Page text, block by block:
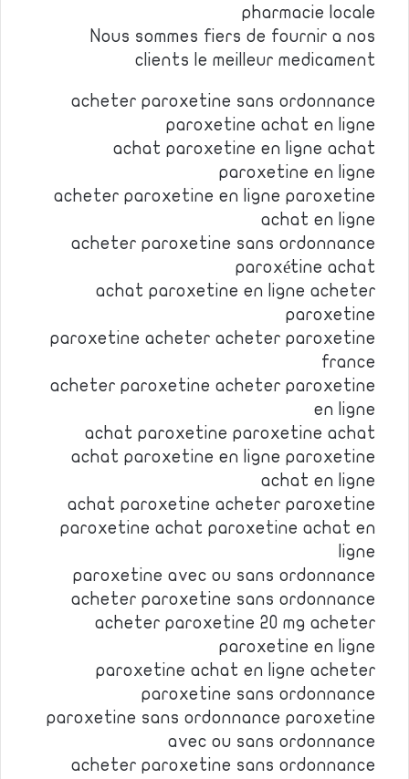
pharmacie locale
Nous sommes fiers de fournir a nos
clients le meilleur medicament
acheter paroxetine sans ordonnance
paroxetine achat en ligne
achat paroxetine en ligne achat
paroxetine en ligne
acheter paroxetine en ligne paroxetine
achat en ligne
acheter paroxetine sans ordonnance
paroxétine achat
achat paroxetine en ligne acheter
paroxetine
paroxetine acheter acheter paroxetine
france
acheter paroxetine acheter paroxetine
en ligne
achat paroxetine paroxetine achat
achat paroxetine en ligne paroxetine
achat en ligne
achat paroxetine acheter paroxetine
paroxetine achat paroxetine achat en
ligne
paroxetine avec ou sans ordonnance
acheter paroxetine sans ordonnance
acheter paroxetine 20 mg acheter
paroxetine en ligne
paroxetine achat en ligne acheter
paroxetine sans ordonnance
paroxetine sans ordonnance paroxetine
avec ou sans ordonnance
acheter paroxetine sans ordonnance